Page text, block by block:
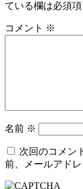
ている欄は必須
コメント ※
名前 ※
次回のコメン
前、メールアドレ